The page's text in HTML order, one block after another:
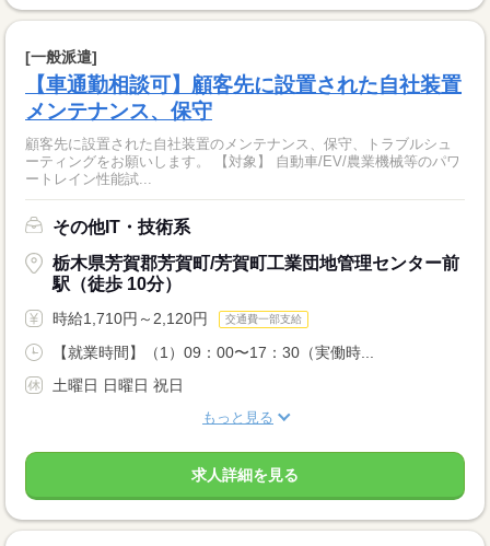
[一般派遣]
【車通勤相談可】顧客先に設置された自社装置
メンテナンス、保守
顧客先に設置された自社装置のメンテナンス、保守、トラブルシュ
ーティングをお願いします。 【対象】 自動車/EV/農業機械等のパワ
ートレイン性能試...
その他IT・技術系
栃木県芳賀郡芳賀町/芳賀町工業団地管理センター前
駅（徒歩 10分）
時給1,710円～2,120円 交通費一部支給
【就業時間】（1）09：00〜17：30（実働時...
土曜日 日曜日 祝日
もっと見る
求人詳細を見る